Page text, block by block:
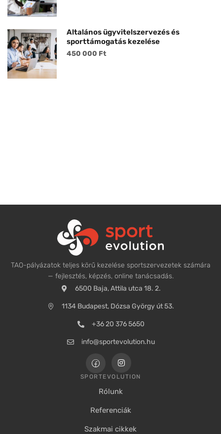
Általános ügyvitelszervezés és
sporttámogatás kezelése
450 000 Ft
TAO-pályázatok teljes körű kezelése sportszervezetek számára
— fejlesztés, képzés, online tanácsadás.
6500 Baja, Attila utca 18. 2.
1134 Budapest, Dózsa György út 53.
+36 20 376 5650
info@sportevolution.hu
SPORTEVOLUTION
Rólunk
Referenciák
Szakmai cikkek